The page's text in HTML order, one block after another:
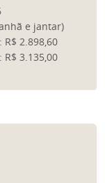
e jantar)
2.898,60
3.135,00